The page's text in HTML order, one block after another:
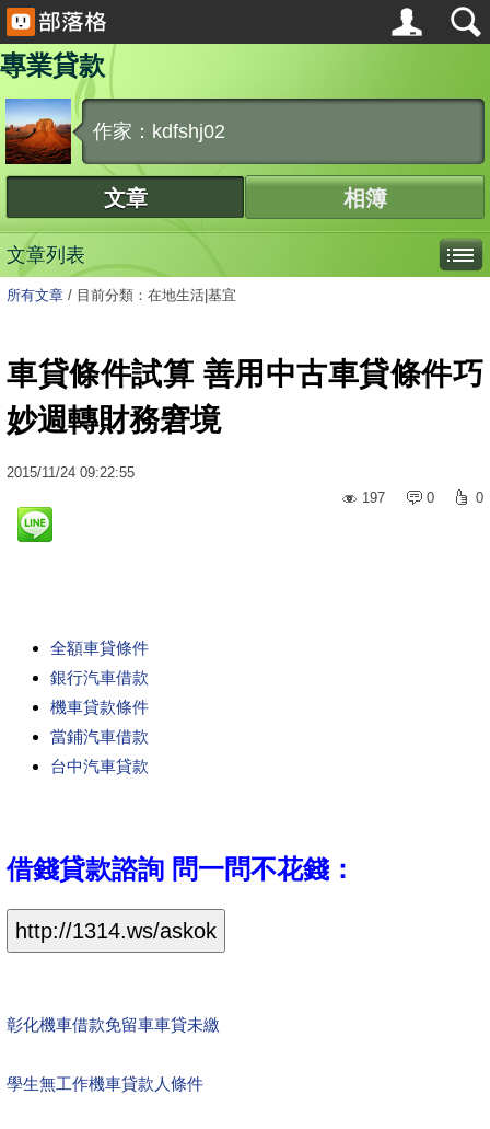
專業貸款
作家：kdfshj02
文章 相簿
文章列表
所有文章 / 目前分類：在地生活|基宜
車貸條件試算 善用中古車貸條件巧
妙週轉財務窘境
2015/11/24 09:22:55
197
0 0
全額車貸條件
銀行汽車借款
機車貸款條件
當鋪汽車借款
台中汽車貸款
借錢貸款諮詢 問一問不花錢 ：
彰化機車借款免留車車貸未繳
學生無工作機車貸款人條件